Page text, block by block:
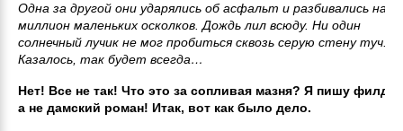
Одна за другой они ударялись об асфальт и разбивались на
миллион маленьких осколков. Дождь лил всюду. Ни один
солнечный лучик не мог пробиться сквозь серую стену туч.
Казалось, так будет всегда…
Нет! Все не так! Что это за сопливая мазня? Я пишу филд,
а не дамский роман! Итак, вот как было дело.